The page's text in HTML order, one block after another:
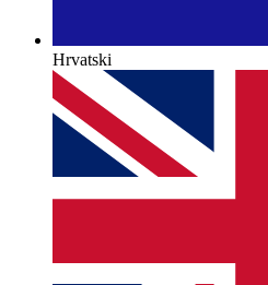
Hrvatski